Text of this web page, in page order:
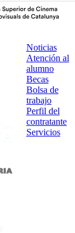
Noticias
Atención al
alumno
Becas
Bolsa de
trabajo
Perfil del
contratante
Servicios